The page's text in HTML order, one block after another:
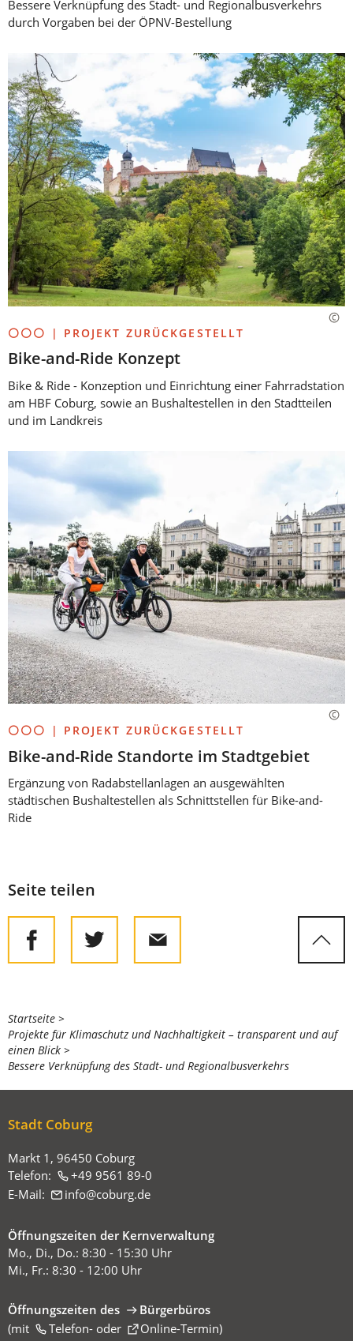
Bessere Verknüpfung des Stadt- und Regionalbusverkehrs
durch Vorgaben bei der ÖPNV-Bestellung
⚪⚪⚪ | PROJEKT ZURÜCKGESTELLT
Bike-and-Ride Konzept
Bike & Ride - Konzeption und Einrichtung einer Fahrradstation
am HBF Coburg, sowie an Bushaltestellen in den Stadtteilen
und im Landkreis
⚪⚪⚪ | PROJEKT ZURÜCKGESTELLT
Bike-and-Ride Standorte im Stadtgebiet
Ergänzung von Radabstellanlagen an ausgewählten
städtischen Bushaltestellen als Schnittstellen für Bike-and-
Ride
Seite teilen
Sie
befinden
sich
hier:
Startseite
Projekte für Klimaschutz und Nachhaltigkeit – transparent und auf
einen Blick
Bessere Verknüpfung des Stadt- und Regionalbusverkehrs
Stadt Coburg
Markt 1, 96450 Coburg
Telefon:
+49 9561 89-0
E-Mail:
info coburg de
Öffnungszeiten der Kernverwaltung
Mo., Di., Do.: 8:30 - 15:30 Uhr
Mi., Fr.: 8:30 - 12:00 Uhr
Öffnungszeiten des
Bürgerbüros
(mit
Telefon-oder Online-Termin
(Öffnet
)